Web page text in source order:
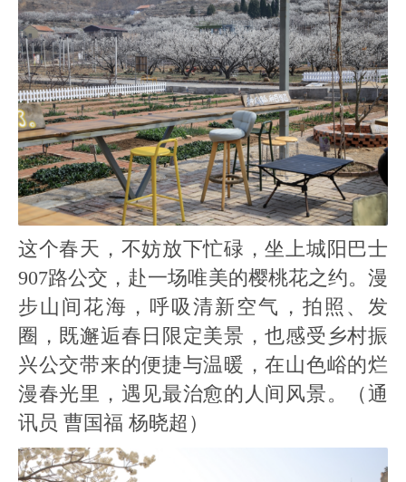
这个春天，不妨放下忙碌，坐上城阳巴士
907路公交，赴一场唯美的樱桃花之约。漫
步山间花海，呼吸清新空气，拍照、发
圈，既邂逅春日限定美景，也感受乡村振
兴公交带来的便捷与温暖，在山色峪的烂
漫春光里，遇见最治愈的人间风景。（通
讯员 曹国福 杨晓超）